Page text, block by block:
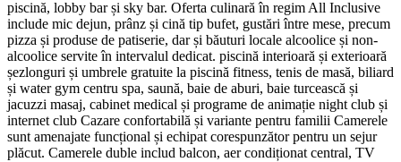
piscină, lobby bar și sky bar. Oferta culinară în regim All Inclusive
include mic dejun, prânz și cină tip bufet, gustări între mese, precum
pizza și produse de patiserie, dar și băuturi locale alcoolice și non-
alcoolice servite în intervalul dedicat. piscină interioară și exterioară
șezlonguri și umbrele gratuite la piscină fitness, tenis de masă, biliard
și water gym centru spa, saună, baie de aburi, baie turcească și
jacuzzi masaj, cabinet medical și programe de animație night club și
internet club Cazare confortabilă și variante pentru familii Camerele
sunt amenajate funcțional și echipat corespunzător pentru un sejur
plăcut. Camerele duble includ balcon, aer condiționat central, TV